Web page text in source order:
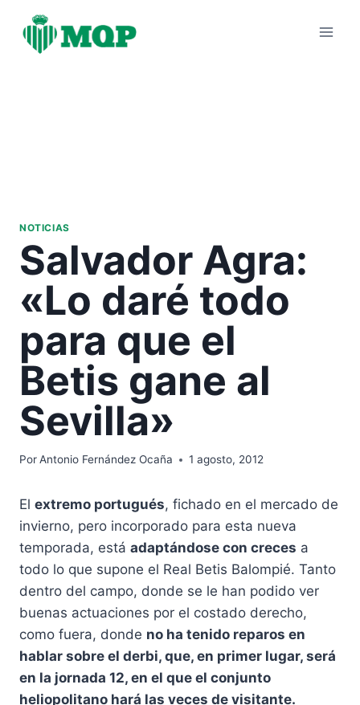
contenido
NOTICIAS
Salvador Agra:
«Lo daré todo
para que el
Betis gane al
Sevilla»
PorAntonio Fernández Ocaña 1 agosto, 2012
El extremo portugués, fichado en el mercado de
invierno, pero incorporado para esta nueva
temporada, está adaptándose con creces a
todo lo que supone el Real Betis Balompié. Tanto
dentro del campo, donde se le han podido ver
buenas actuaciones por el costado derecho,
como fuera, donde no ha tenido reparos en
hablar sobre el derbi, que, en primer lugar, será
en la jornada 12, en el que el conjunto
heliopolitano hará las veces de visitante.